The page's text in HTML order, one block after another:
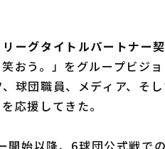
ーグタイトルパートナー
おう。」をグループビジ
球団職員、メディア、そ
応援してきた。